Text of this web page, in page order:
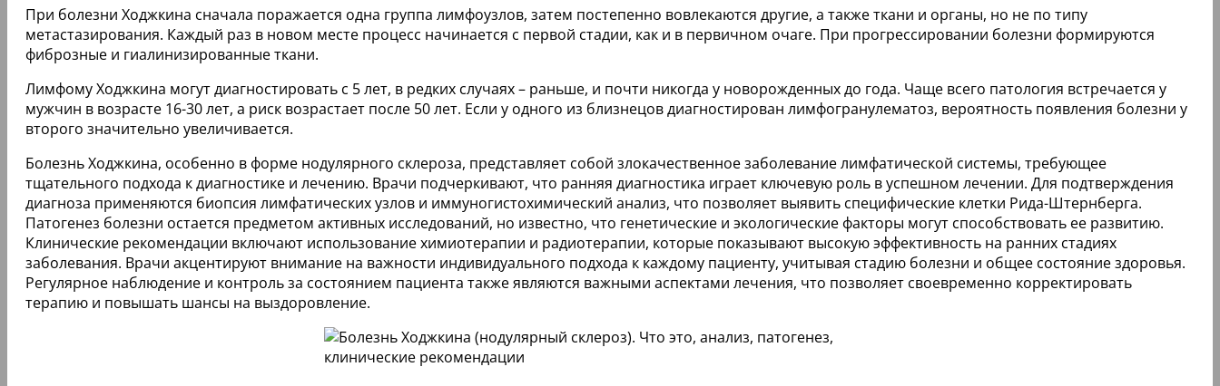
При болезни Ходжкина сначала поражается одна группа лимфоузлов, затем постепенно вовлекаются другие, а также ткани и органы, но не по типу
метастазирования. Каждый раз в новом месте процесс начинается с первой стадии, как и в первичном очаге. При прогрессировании болезни формируются
фиброзные и гиалинизированные ткани.
Лимфому Ходжкина могут диагностировать с 5 лет, в редких случаях – раньше, и почти никогда у новорожденных до года. Чаще всего патология встречается у
мужчин в возрасте 16-30 лет, а риск возрастает после 50 лет. Если у одного из близнецов диагностирован лимфогранулематоз, вероятность появления болезни у
второго значительно увеличивается.
Болезнь Ходжкина, особенно в форме нодулярного склероза, представляет собой злокачественное заболевание лимфатической системы, требующее
тщательного подхода к диагностике и лечению. Врачи подчеркивают, что ранняя диагностика играет ключевую роль в успешном лечении. Для подтверждения
диагноза применяются биопсия лимфатических узлов и иммуногистохимический анализ, что позволяет выявить специфические клетки Рида-Штернберга.
Патогенез болезни остается предметом активных исследований, но известно, что генетические и экологические факторы могут способствовать ее развитию.
Клинические рекомендации включают использование химиотерапии и радиотерапии, которые показывают высокую эффективность на ранних стадиях
заболевания. Врачи акцентируют внимание на важности индивидуального подхода к каждому пациенту, учитывая стадию болезни и общее состояние здоровья.
Регулярное наблюдение и контроль за состоянием пациента также являются важными аспектами лечения, что позволяет своевременно корректировать
терапию и повышать шансы на выздоровление.